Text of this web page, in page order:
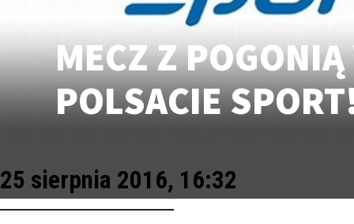
MECZ Z POGONIĄ
POLSACIE
25 sierpnia 2016, 16:32